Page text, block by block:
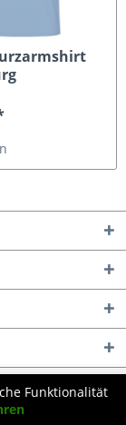
und ggf.
Funktionalität